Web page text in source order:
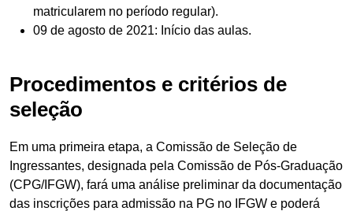
matricularem no período regular).
09 de agosto de 2021: Início das aulas.
Procedimentos e critérios de
seleção
Em uma primeira etapa, a Comissão de Seleção de
Ingressantes, designada pela Comissão de Pós-Graduação
(CPG/IFGW), fará uma análise preliminar da documentação
das inscrições para admissão na PG no IFGW e poderá